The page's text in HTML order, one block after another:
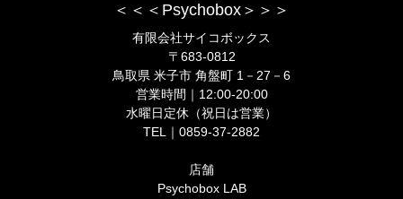
＜＜＜Psychobox＞＞＞
有限会社サイコボックス
〒683-0812
鳥取県 米子市 角盤町 1－27－6
営業時間｜12:00-20:00
水曜日定休（祝日は営業）
TEL｜0859-37-2882
店舗
Psychobox LAB